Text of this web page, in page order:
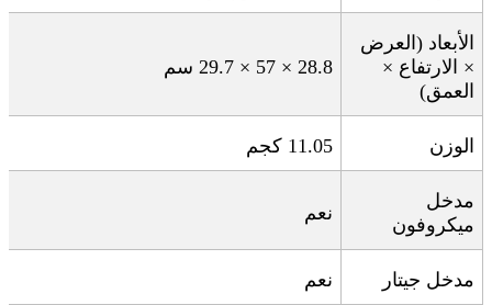
الأبعاد (العرض
× الارتفاع ×
العمق)
28.8 × 57 × 29.7 سم
الوزن 11.05 كجم
مدخل
ميكروفون
نعم
مدخل جيتار نعم